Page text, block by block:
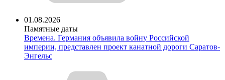
01.08.2026
Памятные даты
Времена. Германия объявила войну Российской
империи, представлен проект канатной дороги Саратов-
Энгельс